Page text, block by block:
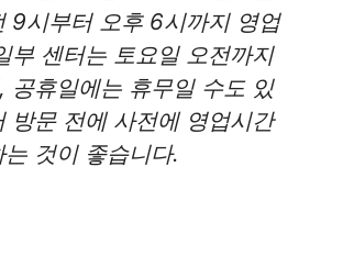
9시부터 오후 6시까지 영업
부 센터는 토요일 오전까지
공휴일에는 휴무일 수도 있
방문 전에 사전에 영업시간
는 것이 좋습니다.